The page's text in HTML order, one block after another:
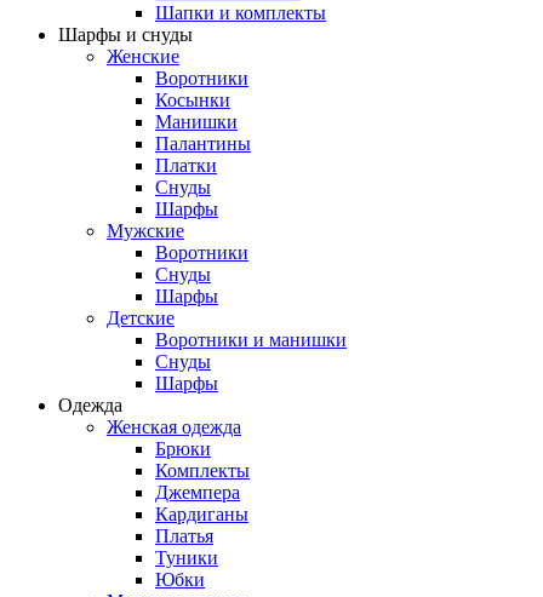
Шапки и комплекты
Шарфы и снуды
Женские
Воротники
Косынки
Манишки
Палантины
Платки
Снуды
Шарфы
Мужские
Воротники
Снуды
Шарфы
Детские
Воротники и манишки
Снуды
Шарфы
Одежда
Женская одежда
Брюки
Комплекты
Джемпера
Кардиганы
Платья
Туники
Юбки